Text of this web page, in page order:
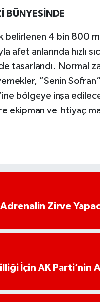
BÜNYESİNDE
belirlenen 4 bin 800 m
afet anlarında hızlı
tasarlandı. Normal
“Senin
bölgeye inşa
ekipman ve ihtiyaç
Adrenalin Zirve
İçin AK Parti’nin